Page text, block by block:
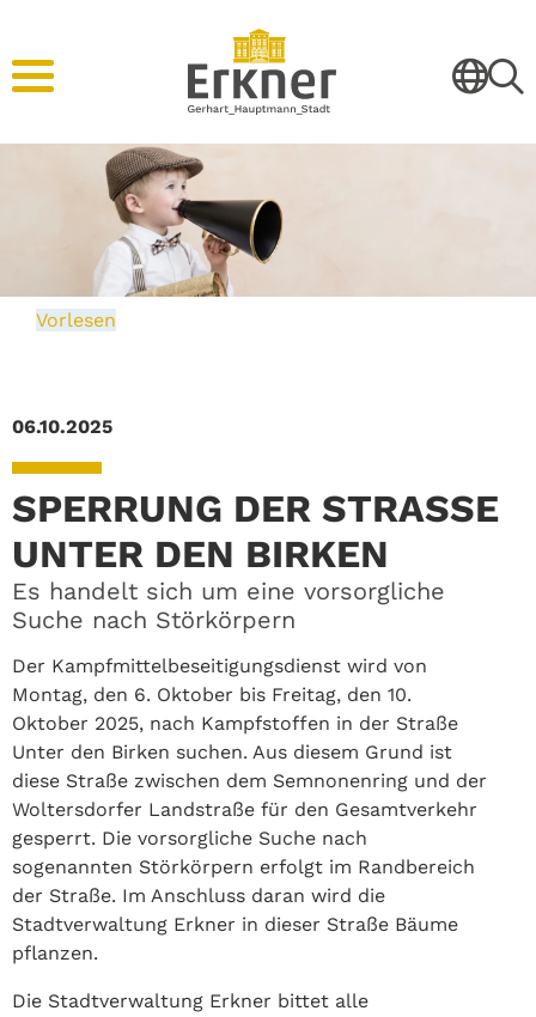
Vorlesen
06.10.2025
SPERRUNG DER STRASSE U
NTER DEN BIRKEN
Es handelt sich um eine vorsorgliche
Suche nach Störkörpern
Der Kampfmittelbeseitigungsdienst wird von
Montag, den 6. Oktober bis Freitag, den 10.
Oktober 2025, nach Kampfstoffen in der Straße
Unter den Birken suchen. Aus diesem Grund ist
diese Straße zwischen dem Semnonenring und der
Woltersdorfer Landstraße für den Gesamtverkehr
gesperrt. Die vorsorgliche Suche nach
sogenannten Störkörpern erfolgt im Randbereich
der Straße. Im Anschluss daran wird die
Stadtverwaltung Erkner in dieser Straße Bäume
pflanzen.
Die Stadtverwaltung Erkner bittet alle